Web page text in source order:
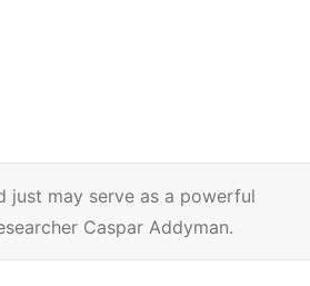
just may serve as a powerful
Caspar Addyman.